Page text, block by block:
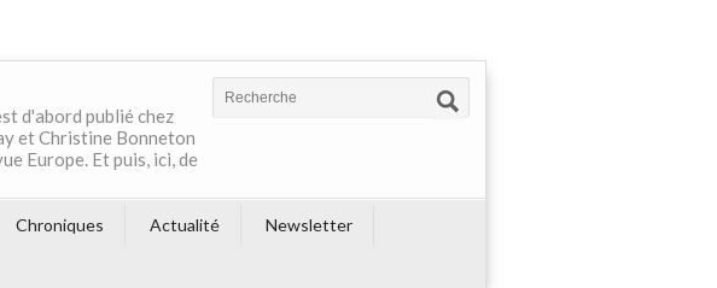
d'abord publié chez
et Christine Bonneton
Europe. Et puis, ici, de
Chroniques Actualité
Newsletter